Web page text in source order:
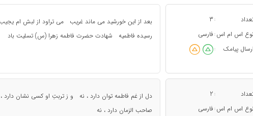
:
3
نوع اس ام اس : فارسی
ارسال پیامک
:
بعد از این خورشید می ماند غریب می تراود از لبش ام
رسیده فاطمیه شهادت حضرت فاطمه زهرا (س) تسلیت باد
:
2
نوع اس ام اس : فارسی
دل از غم فاطمه توان دارد ، نه و ز تربتِ او کسی نشان
صاحب الزمان دارد ، نه